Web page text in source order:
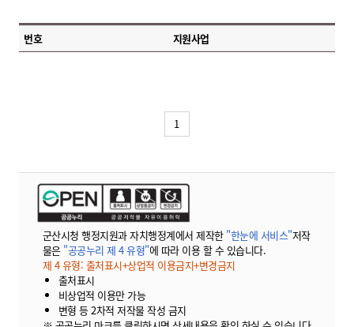
번호 지원사업
1
군산시청 행정지원과 자치행정계에서 제작한 "한눈에 서비스"저작
물은 "공공누리 제 4 유형"에 따라 이용 할 수 있습니다.
제 4 유형: 출처표시+상업적 이용금지+변경금지
출처표시
비상업적 이용만 가능
변형 등 2차적 저작물 작성 금지